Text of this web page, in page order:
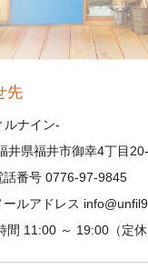
先
ルナイン-
県福井市御幸4丁目
話番号 0776-97-9845
ールアドレス
間 11:00 ～ 19:00（定休